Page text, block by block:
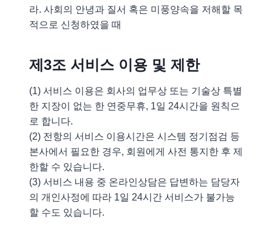
라. 사회의 안녕과 질서 혹은 미풍양속을 저해할 목
적으로 신청하였을 때
제3조 서비스 이용 및 제한
(1) 서비스 이용은 회사의 업무상 또는 기술상 특별
한 지장이 없는 한 연중무휴, 1일 24시간을 원칙으
로 합니다.
(2) 전항의 서비스 이용시간은 시스템 정기점검 등
본사에서 필요한 경우, 회원에게 사전 통지한 후 제
한할 수 있습니다.
(3) 서비스 내용 중 온라인상담은 답변하는 담당자
의 개인사정에 따라 1일 24시간 서비스가 불가능
할 수도 있습니다.